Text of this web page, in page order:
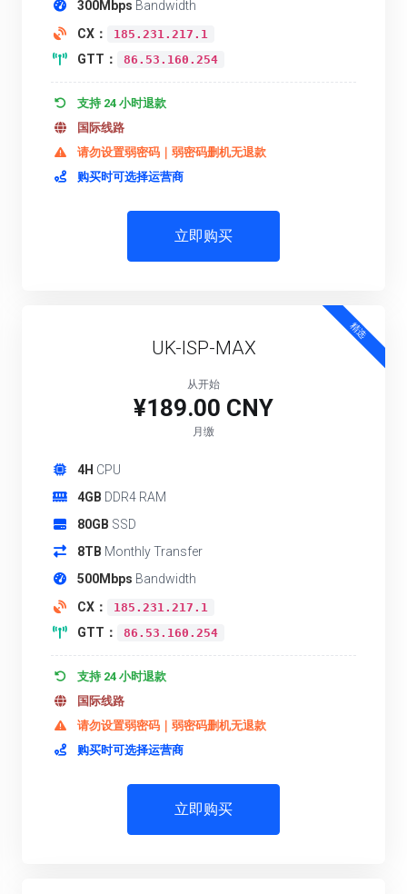
300Mbps Bandwidth
CX：
185.231.217.1
GTT： 86.53.160.254
支持 24 小时退款
国际线路
请勿设置弱密码｜弱密码删机无退款
购买时可选择运营商
立即购买
精选
UK-ISP-MAX
从开始
¥189.00 CNY
月缴
4H CPU
4GB DDR4 RAM
80GB SSD
8TB Monthly Transfer
500Mbps Bandwidth
CX：
185.231.217.1
GTT： 86.53.160.254
支持 24 小时退款
国际线路
请勿设置弱密码｜弱密码删机无退款
购买时可选择运营商
立即购买